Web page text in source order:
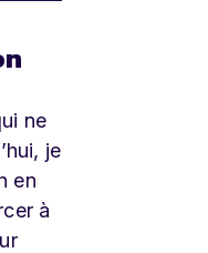
ne
je
en
à